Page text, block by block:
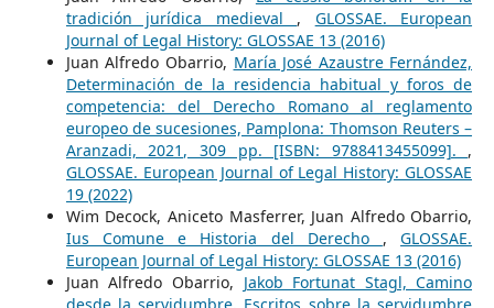
tradición jurídica medieval , GLOSSAE. European
Journal of Legal History: GLOSSAE 13 (2016)
Juan Alfredo Obarrio, María José Azaustre Fernández,
Determinación de la residencia habitual y foros de
competencia: del Derecho Romano al reglamento
europeo de sucesiones, Pamplona: Thomson Reuters –
Aranzadi, 2021, 309 pp. [ISBN: 9788413455099]. ,
GLOSSAE. European Journal of Legal History: GLOSSAE
19 (2022)
Wim Decock, Aniceto Masferrer, Juan Alfredo Obarrio,
Ius Comune e Historia del Derecho ,GLOSSAE.
European Journal of Legal History: GLOSSAE 13 (2016)
Juan Alfredo Obarrio, Jakob Fortunat Stagl, Camino